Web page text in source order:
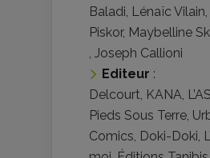
Baladi, Lénaïc Vilain,
Piskor, Maybelline
, Joseph Callioni
Editeur :
Delcourt, KANA,
Pieds Sous Terre,
Comics, Doki-Doki,